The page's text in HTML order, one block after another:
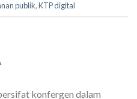
publik,KTP digital
konfergen dalam